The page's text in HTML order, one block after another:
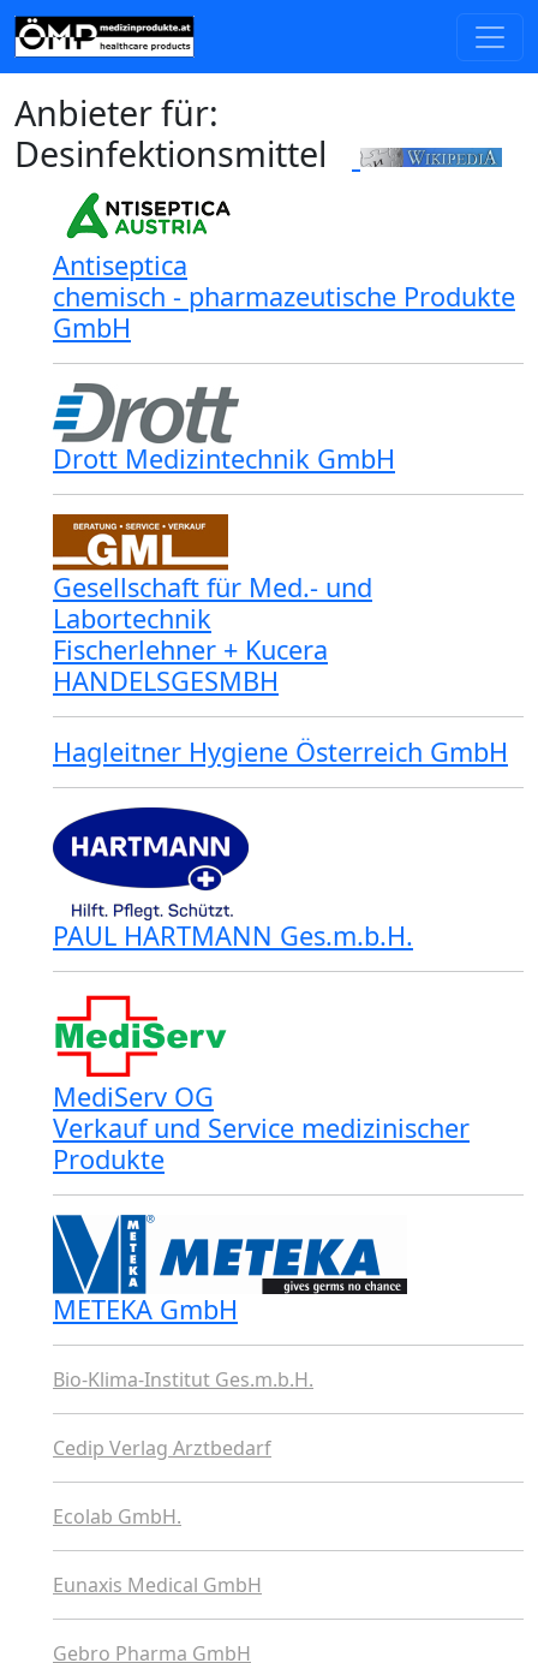
Anbieter für:
Desinfektionsmittel
Antiseptica
chemisch - pharmazeutische Produkte
GmbH
Drott Medizintechnik GmbH
Gesellschaft für Med.- und
Labortechnik
Fischerlehner + Kucera
HANDELSGESMBH
Hagleitner Hygiene Österreich GmbH
PAUL HARTMANN Ges.m.b.H.
MediServ OG
Verkauf und Service medizinischer
Produkte
METEKA GmbH
Bio-Klima-Institut Ges.m.b.H.
Cedip Verlag Arztbedarf
Ecolab GmbH.
Eunaxis Medical GmbH
Gebro Pharma GmbH